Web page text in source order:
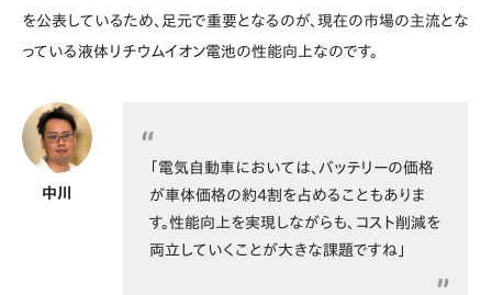
を公表しているため、足元で重要となるのが、現在の市場の主流とな
っている液体リチウムイオン電池の性能向上なのです。
中川
「電気自動車においては、バッテリーの価格
が車体価格の約4割を占めることもありま
す。性能向上を実現しながらも、コスト削減を
両立していくことが大きな課題ですね」